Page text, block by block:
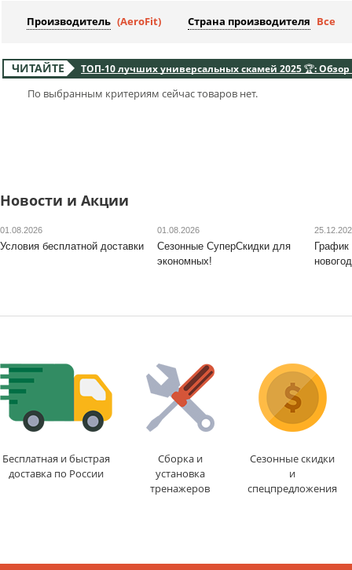
Производитель (AeroFit) Страна производителя Все
ЧИТАЙТЕ ТОП-10 лучших универсальных скамей 2025 🏆:
По выбранным критериям сейчас товаров нет.
Новости и Акции
01.08.2026
Условия бесплатной доставки
01.08.2026
Сезонные СуперСкидки для
экономных!
График
Бесплатная и быстрая
доставка по России
Сборка и
установка
тренажеров
Сезонные скидки
и
спецпредложения